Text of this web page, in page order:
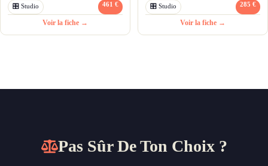
🎛 Studio 461 €
Voir la fiche →
🎛 Studio 285 €
Voir la fiche →
Pas Sûr De Ton Choix ?